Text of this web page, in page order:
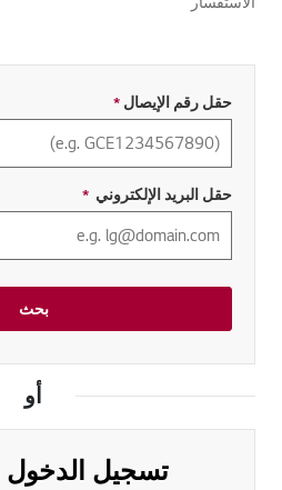
حقل رقم الإيصال *
حقل البريد الإلكتروني *
بحث
أو
تسجيل الدخول